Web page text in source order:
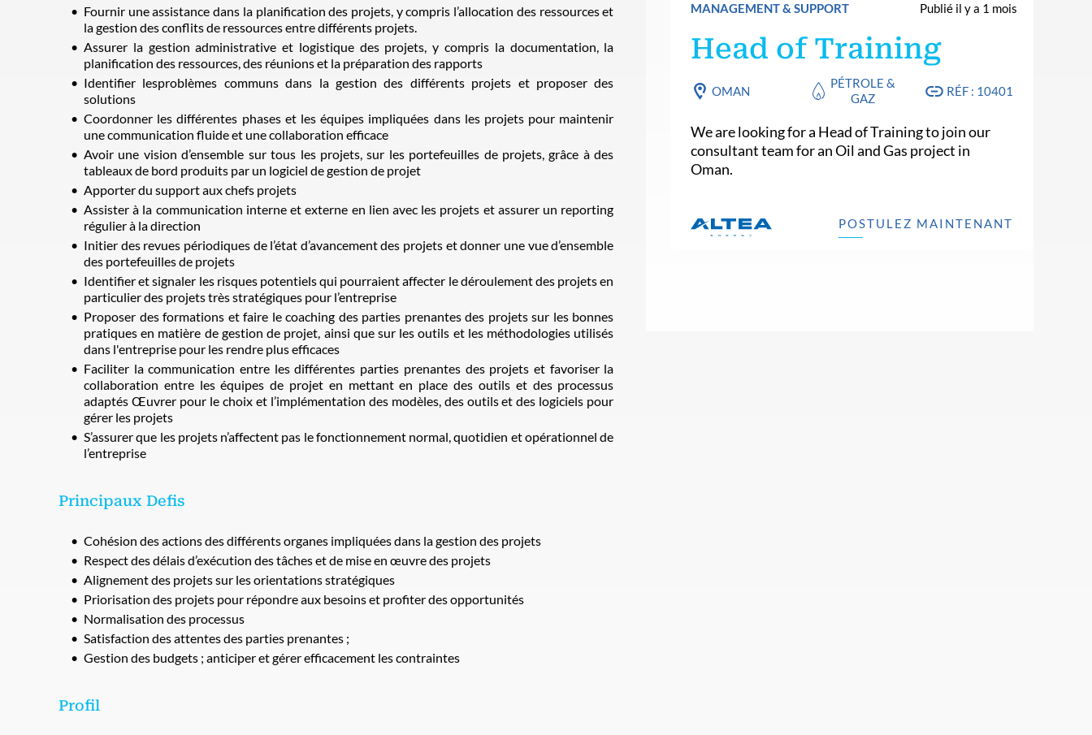
Fournir une assistance dans la planification des projets, y compris l’allocation des ressources et
la gestion des conflits de ressources entre différents projets.
Assurer la gestion administrative et logistique des projets, y compris la documentation, la
planification des ressources, des réunions et la préparation des rapports
Identifier lesproblèmes communs dans la gestion des différents projets et proposer des
solutions
Coordonner les différentes phases et les équipes impliquées dans les projets pour maintenir
une communication fluide et une collaboration efficace
Avoir une vision d’ensemble sur tous les projets, sur les portefeuilles de projets, grâce à des
tableaux de bord produits par un logiciel de gestion de projet
Apporter du support aux chefs projets
Assister à la communication interne et externe en lien avec les projets et assurer un reporting
régulier à la direction
Initier des revues périodiques de l’état d’avancement des projets et donner une vue d’ensemble
des portefeuilles de projets
Identifier et signaler les risques potentiels qui pourraient affecter le déroulement des projets en
particulier des projets très stratégiques pour l’entreprise
Proposer des formations et faire le coaching des parties prenantes des projets sur les bonnes
pratiques en matière de gestion de projet, ainsi que sur les outils et les méthodologies utilisés
dans l'entreprise pour les rendre plus efficaces
Faciliter la communication entre les différentes parties prenantes des projets et favoriser la
collaboration entre les équipes de projet en mettant en place des outils et des processus
adaptés Œuvrer pour le choix et l’implémentation des modèles, des outils et des logiciels pour
gérer les projets
S’assurer que les projets n’affectent pas le fonctionnement normal, quotidien et opérationnel de
l’entreprise
Principaux Defis
Cohésion des actions des différents organes impliquées dans la gestion des projets
Respect des délais d’exécution des tâches et de mise en œuvre des projets
Alignement des projets sur les orientations stratégiques
Priorisation des projets pour répondre aux besoins et profiter des opportunités
Normalisation des processus
Satisfaction des attentes des parties prenantes ;
Gestion des budgets ; anticiper et gérer efficacement les contraintes
Profil
MANAGEMENT & SUPPORT Publié il y a 1 mois
Head of Training
OMAN
PÉTROLE &
GAZ
RÉF : 10401
We are looking for a Head of Training to join our
consultant team for an Oil and Gas project in
Oman.
POSTULEZ MAINTENANT